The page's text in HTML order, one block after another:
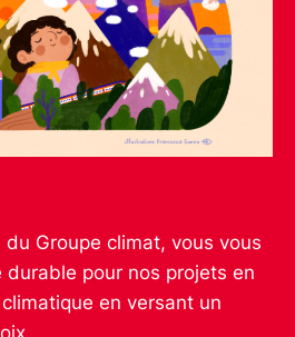
Groupe climat, vous vous
durable pour nos projets en
en versant un